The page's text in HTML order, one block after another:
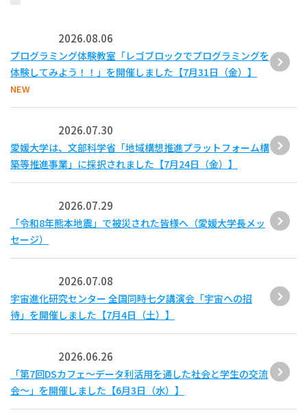
2026.08.06
プログラミング体験教室「レゴブロックでプログラミングを
体験してみよう！！」を開催しました【7月31日（金）】
NEW
2026.07.30
愛媛大学は、文部科学省「地域構想推進プラットフォーム構
築等推進事業」に採択されました【7月24日（金）】
2026.07.29
「令和8年熊本地震」で被災された皆様へ（愛媛大学長メッ
セージ）
2026.07.08
宇宙進化研究センター 全国同時七夕講演会「宇宙への招
待」を開催しました【7月4日（土）】
2026.06.26
「第7回DSカフェ〜データ利活用を通した社会と学生の交流
会〜」を開催しました【6月3日（水）】